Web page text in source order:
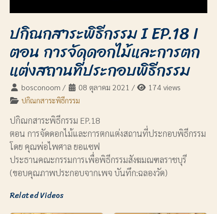
ปกิณกสาระพิธีกรรม I EP.18 I
ตอน การจัดดอกไม้และการตก
แต่งสถานที่ประกอบพิธีกรรม
bosconoom / 08 ตุลาคม 2021 /
174 views
ปกิณกสาระพิธีกรรม
ปกิณกสาระพิธีกรรม EP.18
ตอน การจัดดอกไม้และการตกแต่งสถานที่ประกอบพิธีกรรม
โดย คุณพ่อไพศาล ยอแซฟ
ประธานคณะกรรมการเพื่อพิธีกรรมสังฆมณฑลราชบุรี
(ขอบคุณภาพประกอบจากเพจ บันทึก:ฉลองวัด)
Related Videos